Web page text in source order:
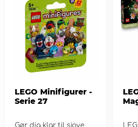
LEGO Minifigurer -
Serie 27
Gør dig klar til sjove